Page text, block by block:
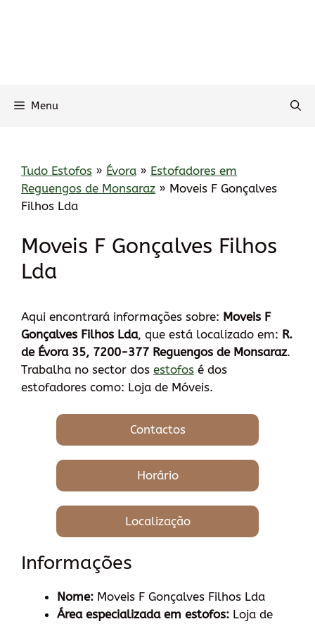
Menu
Tudo Estofos » Évora » Estofadores em
Reguengos de Monsaraz » Moveis F Gonçalves
Filhos Lda
Moveis F Gonçalves Filhos
Lda
Aqui encontrará informações sobre: Moveis F
Gonçalves Filhos Lda, que está localizado em: R.
de Évora 35, 7200-377 Reguengos de Monsaraz.
Trabalha no sector dos estofos é dos
estofadores como: Loja de Móveis.
Contactos
Horário
Localização
Informações
Nome: Moveis F Gonçalves Filhos Lda
Área especializada em estofos: Loja de